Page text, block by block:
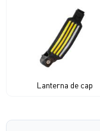
Lanterna de cap